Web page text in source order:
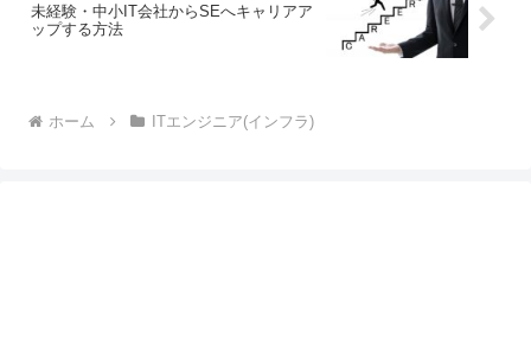
未経験・中小IT会社からSEへキャリアア
ップする方法
ホーム ITエンジニア(インフラ)